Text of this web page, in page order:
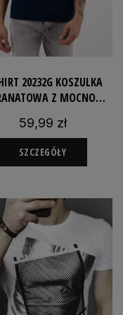
20232G KOSZULKA
Z MOCNO
59,99 zł
SZCZEGÓŁY